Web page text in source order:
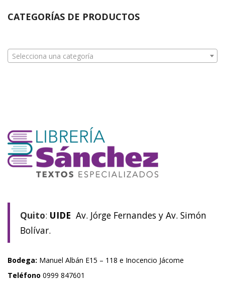
CATEGORÍAS DE PRODUCTOS
Selecciona una categoría
Quito: UIDE Av. Jórge Fernandes y Av. Simón
Bolívar.
Bodega: Manuel Albán E15 – 118 e Inocencio Jácome
Teléfono 0999 847601